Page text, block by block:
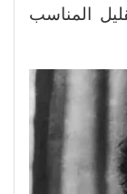
المناسب